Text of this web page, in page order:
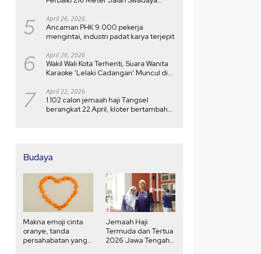
5 April 26, 2026
Ancaman PHK 9.000 pekerja
mengintai, industri padat karya terjepit
6 April 26, 2026
Wakil Wali Kota Terhenti, Suara Wanita
Karaoke ‘Lelaki Cadangan’ Muncul di
7 April 22, 2026
1.102 calon jemaah haji Tangsel
berangkat 22 April, kloter bertambah
Budaya
Makna emoji cinta
oranye, tanda
persahabatan yang
Jemaah Haji
Termuda dan Tertua
2026 Jawa Tengah,